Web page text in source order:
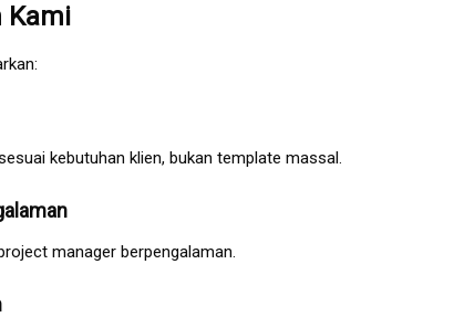
Kami
kebutuhan klien, bukan template massal.
manager berpengalaman.